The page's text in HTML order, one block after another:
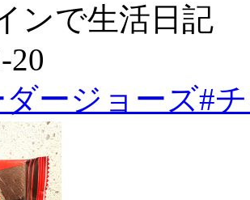
ンで生活日記
20
ージョーズ#